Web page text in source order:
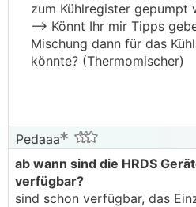
zum Kühlregister gepumpt
--> Könnt Ihr mir Tipps
Mischung dann für das
könnte? (Thermomischer)
Pedaaa
ab wann sind die HRDS
verfügbar?
sind schon verfügbar, das